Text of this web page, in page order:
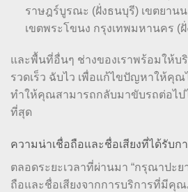
ราษฎร์บูรณะ (ฝั่งธนบุรี) เขตยานน
เขตพระโขนง กรุงเทพมหานคร (
และพื้นที่อื่นๆ ช่างของเราพร้อมให้บ
รวดเร็ว ฉับไว เพื่อแก้ไขปัญหาให้คุณ
ทำให้คุณสามารถกลับมาขับรถต่อไป
ที่สุด
ความน่าเชื่อถือและชื่อเสียงที่ได้รับก
ตลอดระยะเวลาที่ผ่านมา “กรุณาปะย
ถือและชื่อเสียงจากการบริการที่มีคุ